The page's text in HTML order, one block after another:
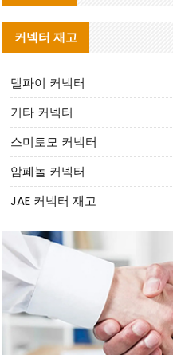
커넥터 재고
델파이 커넥터
기타 커넥터
스미토모 커넥터
암페놀 커넥터
JAE 커넥터 재고